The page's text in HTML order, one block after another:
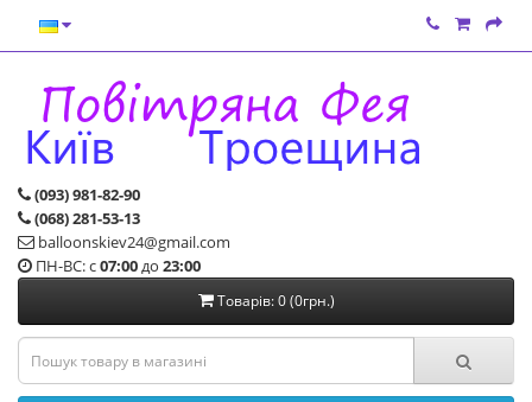
(093) 981-82-90
(068) 281-53-13
balloonskiev24@gmail.com
ПН-ВС: с07:00до 23:00
Товарів: 0 (0грн.)